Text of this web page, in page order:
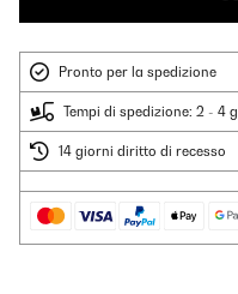
Pronto per la spedizione
Tempi di spedizione: 2 - 4
14 giorni diritto di recesso